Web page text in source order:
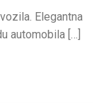
Elegantna
automobila […]